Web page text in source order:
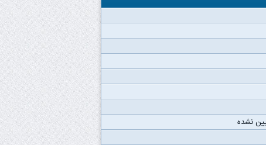
نشده